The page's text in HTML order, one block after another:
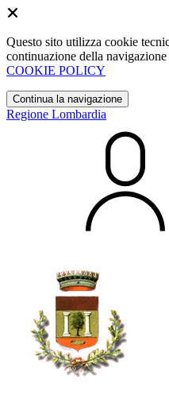
Questo sito utilizza cookie
continuazione della
COOKIE POLICY
Continua la navigazione
Regione Lombardia